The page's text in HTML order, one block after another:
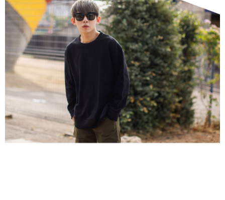
【「AFTEE先享後付」結帳流程】
１．於結帳方式選擇「AFTEE先享後付」後，將跳轉至「AFTEE先享後付」
結帳頁面，進行簡訊認證並確認金額後，即可完成結帳。
２．訂單成立數日內，您將收到繳費通知簡訊。
３．收到繳費通知簡訊後14天內，點擊此簡訊中的連結，可透過四大超商／
ATM／網路銀行／等多元方式進行付款，方視為交易完成。
※ 請注意：結帳手續完成當下不需立刻繳費，但若您需要取消訂單，請聯絡
購買商品的店家。未經商家同意取消之訂單仍視為有效，需透過AFTEE先享
後付繳納相關費用。
※ 交易是否成功請以「AFTEE先享後付 」之結帳頁面顯示為準，若有關於
是否繳費成功／繳費後需取消欲退款等相關疑問，請聯繫「AFTEE先享後付
https://netprotections.freshdesk.com/support/home
【注意事項】
１．透過由恩沛科技股份有限公司提供之「AFTEE先享後付」服務完成之交
易，需依本服務之必要範圍內提供個人資料，並將交易相關給付款項請求債
每筆NT$80，滿NT$1,800(含以上)免運費
先付款後全家取貨
每筆NT$80，滿NT$1,800(含以上)免運費
7-11付款取貨
每筆NT$80，滿NT$1,800(含以上)免運費
先付款後7-11取貨
每筆NT$80，滿NT$1,800(含以上)免運費
宅配
每筆NT$120，滿NT$3,000(含以上)免運費